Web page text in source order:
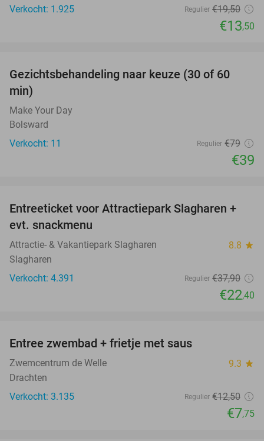
Verkocht: 1.925
Regulier €19,50
€13,50
51%
Gezichtsbehandeling naar keuze (30 of 60
min)
Make Your Day
Bolsward
Verkocht: 11
Regulier €79
€39
41%
Entreeticket voor Attractiepark Slagharen +
evt. snackmenu
Attractie- & Vakantiepark Slagharen 8.8 star
Slagharen
Verkocht: 4.391
Regulier €37,90
€22,40
Entree zwembad + frietje met saus
Zwemcentrum de Welle 9.3 star
Drachten
Verkocht: 3.135
Regulier €12,50
€7,75